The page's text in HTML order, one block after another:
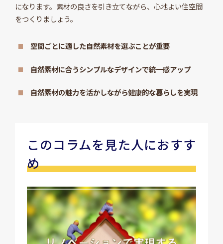
になります。素材の良さを引き立てながら、心地よい住空間
をつくりましょう。
空間ごとに適した自然素材を選ぶことが重要
自然素材に合うシンプルなデザインで統一感アップ
自然素材の魅力を活かしながら健康的な暮らしを実現
このコラムを見た人におすす
め